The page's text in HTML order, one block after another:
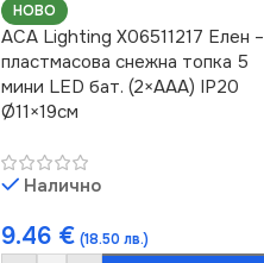
НОВО
ACA Lighting X06511217 Елен –
пластмасова снежна топка 5
мини LED бат. (2×AAA) IP20
Ø11×19см
Налично
9.46 € (18.50 лв.)